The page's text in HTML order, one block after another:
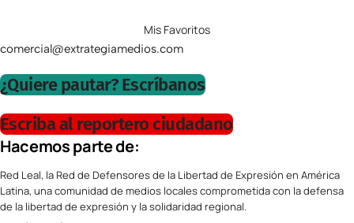
Mis Favoritos
comercial@extrategiamedios.com
¿Quiere pautar? Escríbanos
Escriba al reportero ciudadano
Hacemos parte de:
Red Leal, la Red de Defensores de la Libertad de Expresión en América
Latina, una comunidad de medios locales comprometida con la defensa
de la libertad de expresión y la solidaridad regional.